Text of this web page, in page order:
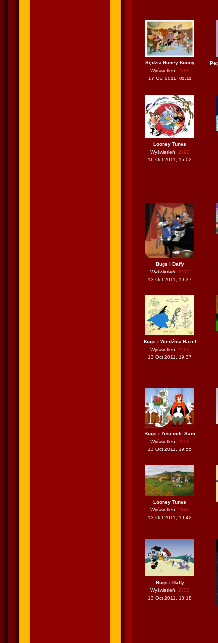
Sędzia Honey Bunny
Wyświetleń: 2388
17 Oct 2011, 01:11
Looney Tunes
Wyświetleń: 2192
16 Oct 2011, 15:02
Bugs i Daffy
Wyświetleń: 2342
13 Oct 2011, 19:37
Bugs i Wiedźma Hazel
Wyświetleń: 2983
13 Oct 2011, 19:37
Bugs i Yosemite Sam
Wyświetleń: 2332
13 Oct 2011, 19:55
Looney Tunes
Wyświetleń: 2442
13 Oct 2011, 19:42
Bugs i Daffy
Wyświetleń: 2333
13 Oct 2011, 18:18